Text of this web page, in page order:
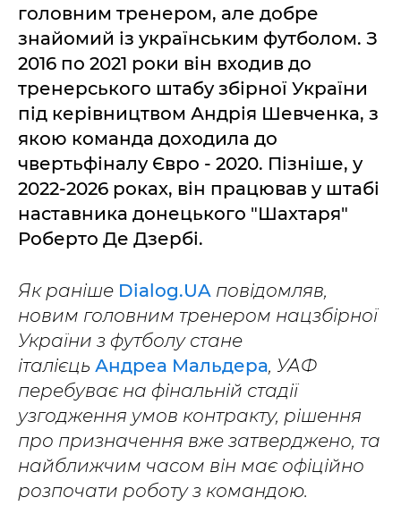
головним тренером, але добре
знайомий із українським футболом. З
2016 по 2021 роки він входив до
тренерського штабу збірної України
під керівництвом Андрія Шевченка, з
якою команда доходила до
чвертьфіналу Євро - 2020. Пізніше, у
2022-2026 роках, він працював у штабі
наставника донецького "Шахтаря"
Роберто Де Дзербі.
Як раніше Dialog.UA повідомляв,
новим головним тренером нацзбірної
України з футболу стане
італієць Андреа Мальдера, УАФ
перебуває на фінальній стадії
узгодження умов контракту, рішення
про призначення вже затверджено, та
найближчим часом він має офіційно
розпочати роботу з командою.